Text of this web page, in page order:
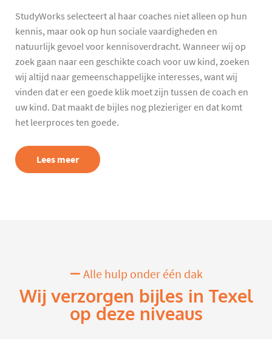
StudyWorks selecteert al haar coaches niet alleen op hun
kennis, maar ook op hun sociale vaardigheden en
natuurlijk gevoel voor kennisoverdracht. Wanneer wij op
zoek gaan naar een geschikte coach voor uw kind, zoeken
wij altijd naar gemeenschappelijke interesses, want wij
vinden dat er een goede klik moet zijn tussen de coach en
uw kind. Dat maakt de bijles nog plezieriger en dat komt
het leerproces ten goede.
Lees meer
Alle hulp onder één dak
Wij verzorgen bijles in Texel
op deze niveaus